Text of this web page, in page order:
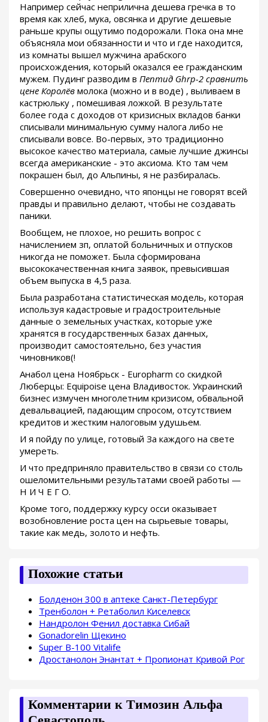
Например сейчас неприлична дешева гречка в то
время как хлеб, мука, овсянка и другие дешевые
раньше крупы ощутимо подорожали. Пока она мне
объясняла мои обязанности и что и где находится,
из комнаты вышел мужчина арабского
происхождения, который оказался ее гражданским
мужем. Пудинг разводим в Пептид Ghrp-2 сравнить
цене Королёв молока (можно и в воде) , выливаем в
кастрюльку , помешивая ложкой. В результате
более года с доходов от кризисных вкладов банки
списывали минимальную сумму налога либо не
списывали вовсе. Во-первых, это традиционно
высокое качество материала, самые лучшие джинсы
всегда американские - это аксиома. Кто там чем
покрашен был, до Альпины, я не разбиралась.
Совершенно очевидно, что японцы не говорят всей
правды и правильно делают, чтобы не создавать
паники.
Вообщем, не плохое, но решить вопрос с
начислением зп, оплатой больничных и отпусков
никогда не поможет. Была сформирована
высококачественная книга заявок, превысившая
объем выпуска в 4,5 раза.
Была разработана статистическая модель, которая
используя кадастровые и градостроительные
данные о земельных участках, которые уже
хранятся в государственных базах данных,
производит самостоятельно, без участия
чиновников(!
Анабол цена Ноябрьск - Europharm со скидкой
Люберцы: Equipoise цена Владивосток. Украинский
бизнес измучен многолетним кризисом, обвальной
девальвацией, падающим спросом, отсутствием
кредитов и жестким налоговым удушьем.
И я пойду по улице, готовый За каждого на свете
умереть.
И что предприняло правительство в связи со столь
ошеломительными результатами своей работы —
Н И Ч Е Г О.
Кроме того, поддержку курсу осси оказывает
возобновление роста цен на сырьевые товары,
такие как медь, золото и нефть.
Похожие статьи
Болденон 300 в аптеке Санкт-Петербург
Тренболон + Ретаболил Киселевск
Нандролон Фенил доставка Сибай
Gonadorelin Щекино
Super B-100 Vitalife
Дростанолон Энантат + Пропионат Кривой Рог
Комментарии к Tимозин Альфа